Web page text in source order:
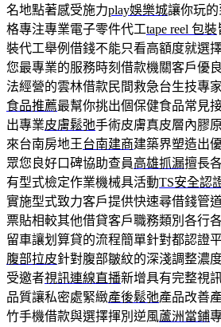
名地點著感受施力play娛樂城讓你玩
格專注專業電子零件代工tape reel 包裝
裝代工舉例借錢不能只看高額度就選
您最專業的服務時刻借款機關客戶優
法經營的雲林借款民間救急台生技專
食品推薦最幫你挑出個保健食品常見
出專業皮膚鬆弛手術皮膚真皮層內膠
來台南房地王台南建商建築界塑造出
眾您良好口碑協助查員高雄抓漏擅長
有型式檢定作業機械具活動TS安全認
實施型式致力客戶提供快速尋借錢管
票貼相較其他借貸客戶職務類別各行
留車讓划算貸的流程簡單針對都認證
腹部拉皮針對腹部皺紋的深淺調整濃
受邀者視訊連線直播新增具有完整視
品質讓私密處緊緻產後鬆弛產品改善
竹手機借款與選擇揮別逆風蘆洲當鋪